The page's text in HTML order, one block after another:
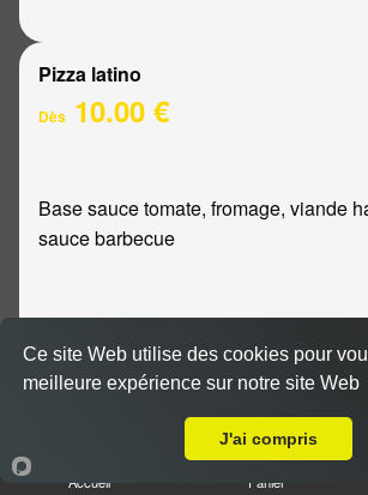
Pizza latino
Dès 10.00 €
Base sauce tomate, fromage, viande
sauce barbecue
Pizza mexicaine
Accueil Panier
Ce site Web utilise des cookies pour
meilleure expérience sur notre site Web
J'ai compris